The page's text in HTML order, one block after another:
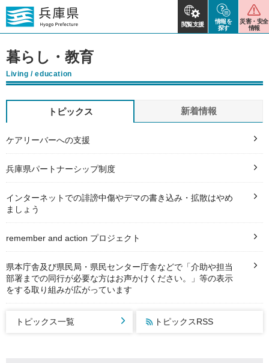
閲覧支援
情報を
探す
災害・安全
情報
暮らし・教育
Living / education
トピックス
ケアリーバーへの支援
兵庫県パートナーシップ制度
インターネットでの誹謗中傷やデマの書き込み・拡散はやめ
ましょう
remember and action プロジェクト
県本庁舎及び県民局・県民センター庁舎などで「介助や担当
部署までの同行が必要な方はお声かけください。」等の表示
をする取り組みが広がっています
トピックス一覧 トピックスRSS
新着情報